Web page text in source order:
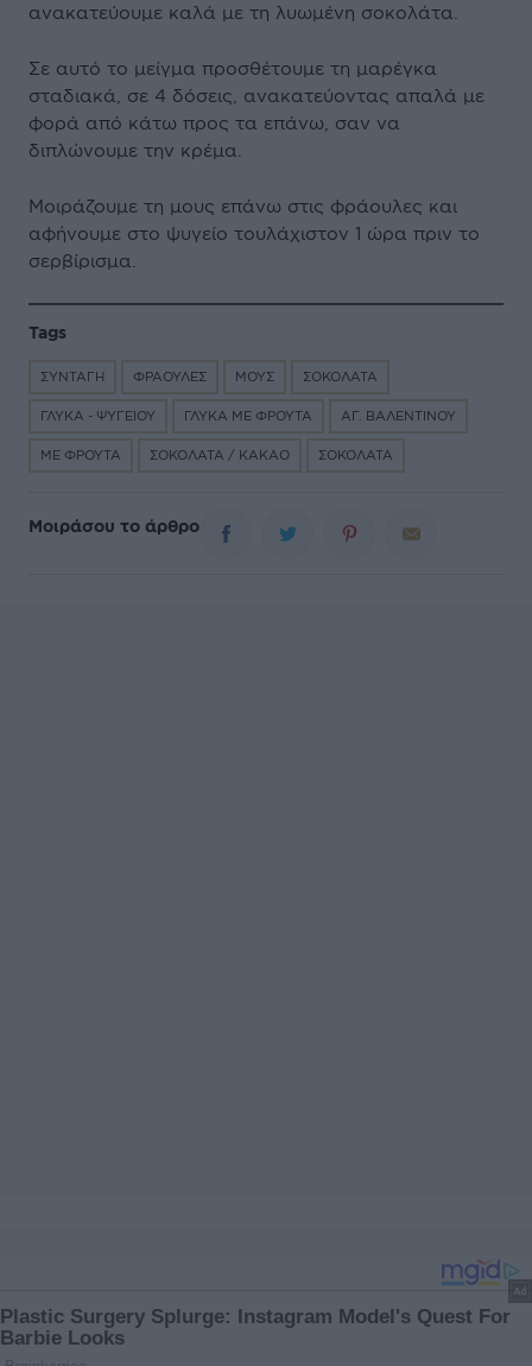
ανακατεύουμε καλά με τη λυωμένη σοκολάτα.
Σε αυτό το μείγμα προσθέτουμε τη μαρέγκα
σταδιακά, σε 4 δόσεις, ανακατεύοντας απαλά με
φορά από κάτω προς τα επάνω, σαν να
διπλώνουμε την κρέμα.
Μοιράζουμε τη μους επάνω στις φράουλες και
αφήνουμε στο ψυγείο τουλάχιστον 1 ώρα πριν το
σερβίρισμα.
Tags
ΣΥΝΤΑΓΗ ΦΡΑΟΥΛΕΣ ΜΟΥΣ ΣΟΚΟΛΑΤΑ
ΓΛΥΚΑ - ΨΥΓΕΙΟΥ ΓΛΥΚΑ ΜΕ ΦΡΟΥΤΑ ΑΓ. ΒΑΛΕΝΤΙΝΟΥ
ΜΕ ΦΡΟΥΤΑ ΣΟΚΟΛΑΤΑ / ΚΑΚΑΟ ΣΟΚΟΛΑΤΑ
Μοιράσου το άρθρο